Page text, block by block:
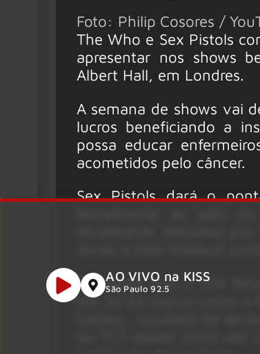
Foto: Philip Cosores /
The Who e Sex Pistols
apresentar nos shows
Albert Hall, em Londres.
A semana de shows vai
lucros beneficiando a
possa educar
acometidos pelo câncer.
Sex Pistols dará o
Enquanto isso, o The
em 30 de março como o
AO VIVO na KISS
São Paulo 92.5